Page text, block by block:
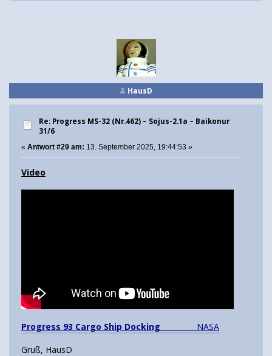
HausD
Re: Progress MS-32 (Nr.462) – Sojus-2.1а – Baikonur
31/6
« Antwort #29 am: 13. September 2025, 19:44:53 »
Video
Progress 93 Cargo Ship Docking NASA
Gruß, HausD